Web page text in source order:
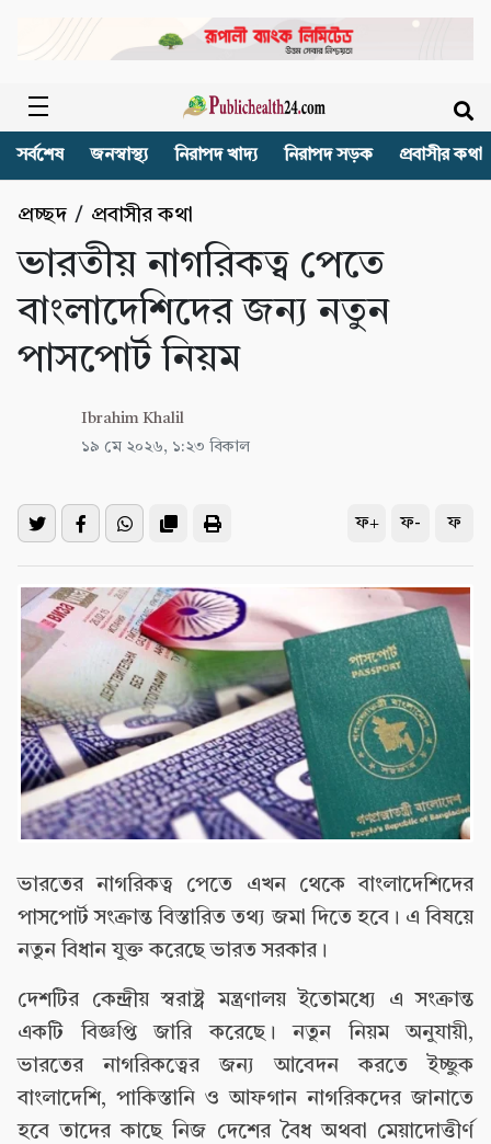
সর্বশেষ জনস্বাস্থ্য নিরাপদ খাদ্য নিরাপদ সড়ক প্রবাসীর কথা
প্রচ্ছদ / প্রবাসীর কথা
ভারতীয় নাগরিকত্ব পেতে
বাংলাদেশিদের জন্য নতুন
পাসপোর্ট নিয়ম
Ibrahim Khalil
১৯ মে ২০২৬, ১:২৩ বিকাল
ফ+ ফ- ফ
ভারতের নাগরিকত্ব পেতে এখন থেকে বাংলাদেশিদের
পাসপোর্ট সংক্রান্ত বিস্তারিত তথ্য জমা দিতে হবে। এ বিষয়ে
নতুন বিধান যুক্ত করেছে ভারত সরকার।
দেশটির কেন্দ্রীয় স্বরাষ্ট্র মন্ত্রণালয় ইতোমধ্যে এ সংক্রান্ত
একটি বিজ্ঞপ্তি জারি করেছে। নতুন নিয়ম অনুযায়ী,
ভারতের নাগরিকত্বের জন্য আবেদন করতে ইচ্ছুক
বাংলাদেশি, পাকিস্তানি ও আফগান নাগরিকদের জানাতে
হবে তাদের কাছে নিজ দেশের বৈধ অথবা মেয়াদোত্তীর্ণ